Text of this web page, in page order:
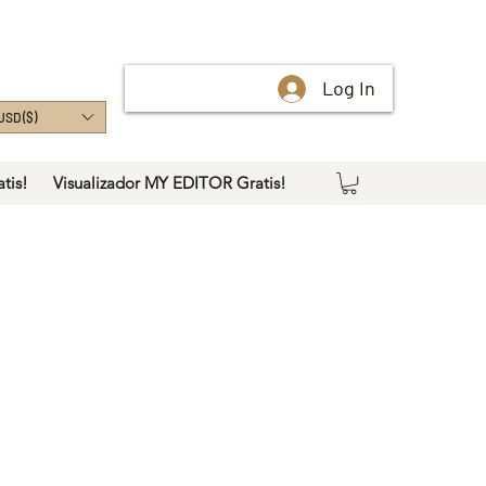
($)
Log In
Visualizador MY EDITOR Gratis!